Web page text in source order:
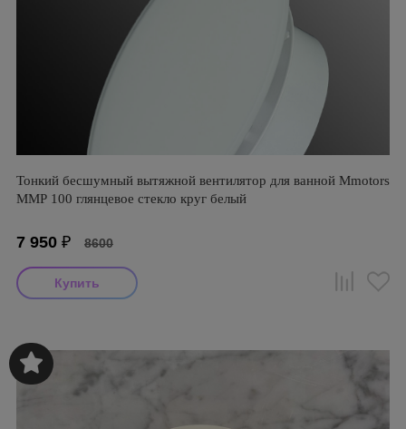
Тонкий бесшумный вытяжной вентилятор для ванной Mmotors
ММР 100 глянцевое стекло круг белый
7 950 ₽ 8600